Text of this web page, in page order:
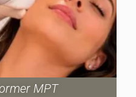
MPT